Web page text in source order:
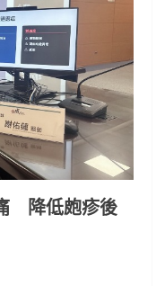
降低皰疹後